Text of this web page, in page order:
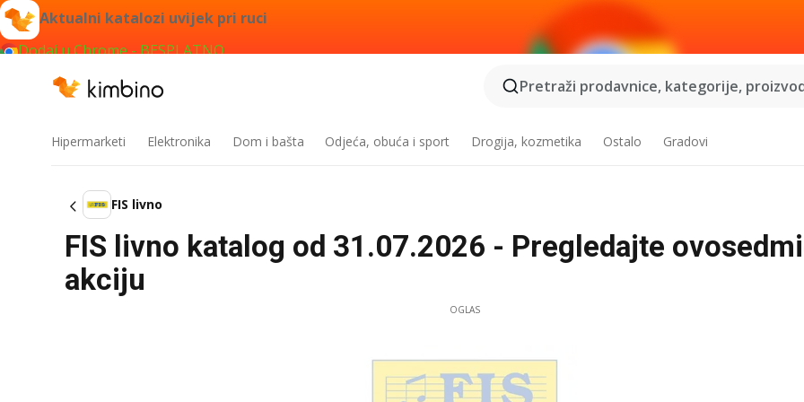
Aktualni katalozi uvijek pri ruci
Dodaj u Chrome - BESPLATNO
Pretraži prodavnice, kategorije,
Hipermarketi Elektronika Dom i bašta Odjeća, obuća i sport Drogija, kozmetika Ostalo Gradovi
FIS livno
FIS livno katalog od 31.07.2026 - Pregledajte
akciju
OGLAS